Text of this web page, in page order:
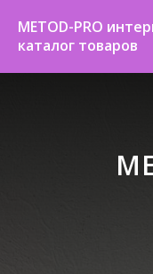
METOD-PRO
каталог товаров